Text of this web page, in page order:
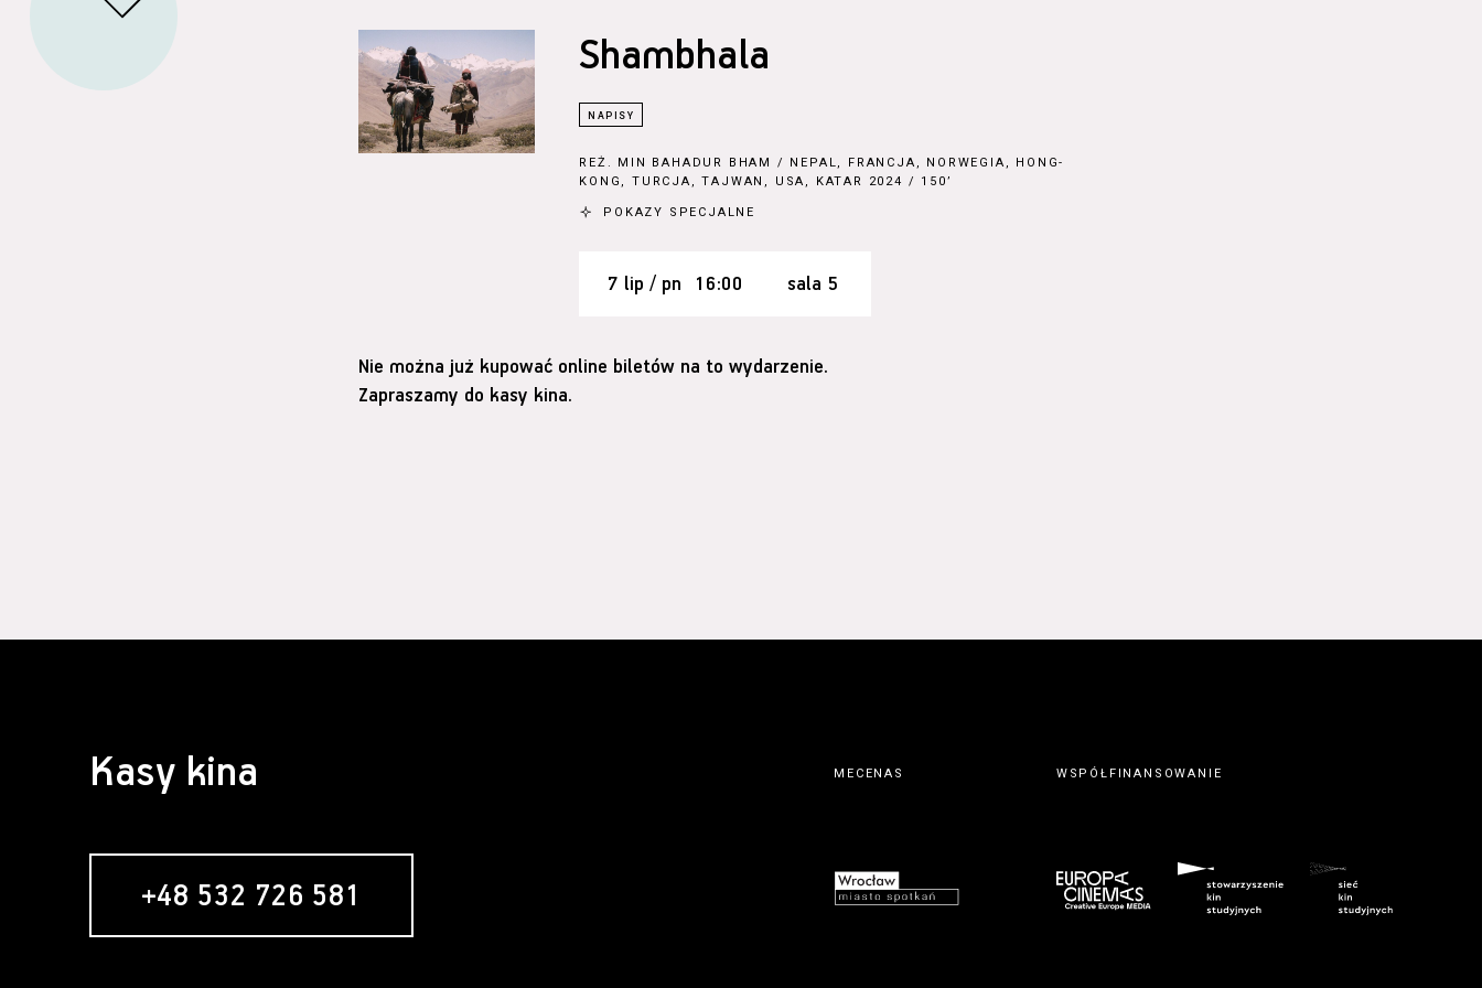
Shambhala
REŻ. MIN BAHADUR BHAM
/ NEPAL, FRANCJA, NORWEGIA, HONG-
KONG, TURCJA, TAJWAN, USA, KATAR 2024 / 150’
POKAZY SPECJALNE
7 lip / pn 16:00 sala 5
Nie można już kupować online biletów na to wydarzenie.
Zapraszamy do kasy kina.
Kasy kina
+48 532 726 581
MECENAS WSPÓŁFINANSOWANIE